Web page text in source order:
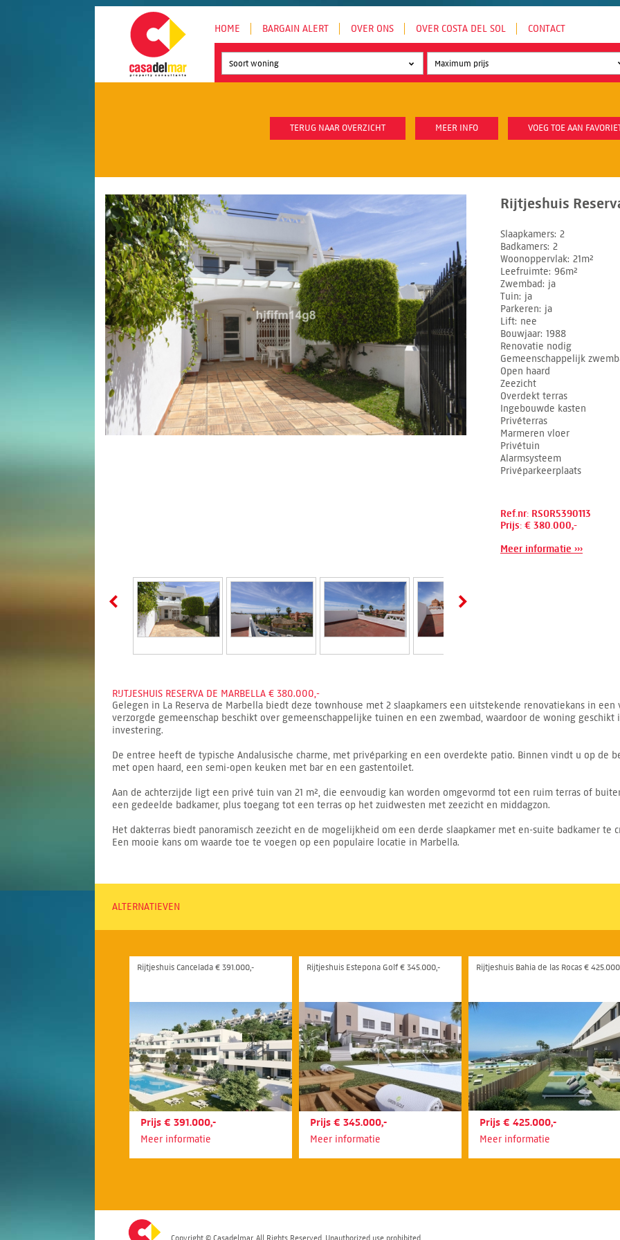
HOME BARGAIN ALERT OVER ONS OVER COSTA DEL SOL CONTACT
Soort woning
TERUG NAAR OVERZICHT MEER INFO VOEG TOE AAN
Rijtjeshuis
Slaapkamers 2
Badkamers 2
Woonoppervlak 21m²
Leefruimte 96m²
Zwembad
ja
Tuin ja
Parkeren ja
Lift nee
Bouwjaar 1988
Renovatie nodig
Gemeenschappelijk
Open haard
Zeezicht
Overdekt terras
Ingebouwde kasten
Privéterras
Marmeren vloer
Privétuin
Alarmsysteem
Privéparkeerplaats
Ref.nr: RSOR5390113
Prijs: € 380.000,-
Meer informatie ›››
RIJTJESHUIS RESERVA DE MARBELLA € 380.000,-
Gelegen in La Reserva de Marbella biedt deze townhouse met 2 slaapkamers een uitstekende renovatiekans in
verzorgde gemeenschap beschikt over gemeenschappelijke tuinen en een zwembad, waardoor de woning
investering.
De entree heeft de typische Andalusische charme, met privéparking en een overdekte patio. Binnen vindt u op de
met open haard, een semi-open keuken met bar en een gastentoilet.
Aan de achterzijde ligt een privé tuin van 21 m², die eenvoudig kan worden omgevormd tot een ruim terras of
een gedeelde badkamer, plus toegang tot een terras op het zuidwesten met zeezicht en middagzon.
Het dakterras biedt panoramisch zeezicht en de mogelijkheid om een derde slaapkamer met en-suite badkamer te
Een mooie kans om waarde toe te voegen op een populaire locatie in Marbella.
ALTERNATIEVEN
Rijtjeshuis Cancelada € 391.000,-
Prijs € 391.000,-
Meer informatie
Rijtjeshuis Estepona Golf € 345.000,-
Prijs € 345.000,-
Meer informatie
Rijtjeshuis Bahia de las Rocas €
Prijs € 425.000,-
Meer informatie
Copyright © Casadelmar. All Rights Reserved. Unauthorized use prohibited.